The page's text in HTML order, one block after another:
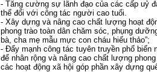
- Tăng cường sự lãnh đạo của các cấp uỷ
thể đối với công tác người cao tuổi.
- Xây dựng và nâng cao chất lượng hoạt
phong trào toàn dân chăm sóc, phụng
bà, cha mẹ mẫu mực con cháu hiếu thảo”;
- Đẩy mạnh công tác tuyên truyền phổ biến
để nhân rộng và nâng cao chất lượng
các hoạt động xã hội góp phần xây dựng